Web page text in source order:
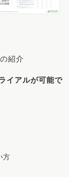
紹介
イアルが可能で
方